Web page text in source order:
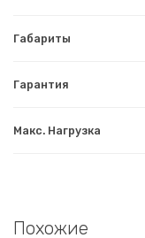
Габариты
Гарантия
Макс. Нагрузка
Похожие